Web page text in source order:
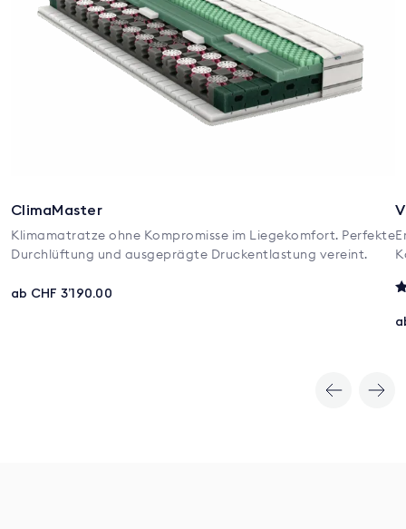
ClimaMaster
Klimamatratze ohne Kompromisse im Liegekomfort. Perfekte
Durchlüftung und ausgeprägte Druckentlastung vereint.
ab CHF 3’190.00